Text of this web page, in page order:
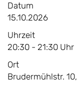
Datum
15.10.2026
Uhrzeit
20:30 - 21:30 Uhr
Ort
Brudermühlstr.